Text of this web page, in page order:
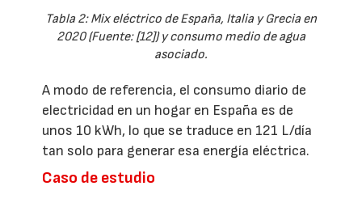
Tabla 2: Mix eléctrico de España, Italia y Grecia en
2020 (Fuente: [12]) y consumo medio de agua
asociado.
A modo de referencia, el consumo diario de
electricidad en un hogar en España es de
unos 10 kWh, lo que se traduce en 121 L/día
tan solo para generar esa energía eléctrica.
Caso de estudio